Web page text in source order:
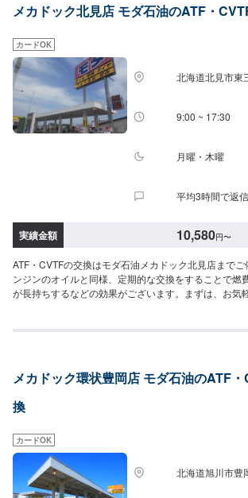
メカドック北見店 モダ石油のATF・
カードOK
北海道北見市東
9:00 ~ 17:30
月曜・木曜
平均3時間で返信
実績金額 10,580円〜
ATF・CVTFの交換はモダ石油メカドック北見店まで
ンジンのオイルと同様、定期的な交換をすることで燃
が長持ちするなどの効果がございます。まずは、お気
メカドック環状豊岡店 モダ石油のATF
換
カードOK
北海道旭川市豊